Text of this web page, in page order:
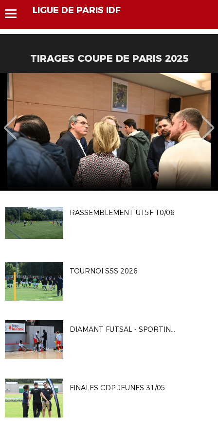
LIGUE DE PARIS IDF
TIRAGES COUPE DE PARIS 2025
RASSEMBLEMENT U15F 10/06
TOURNOI SSS 2026
DIAMANT FUTSAL - SPORTING CLUB PARIS 4-2
FINALES CDP JEUNES 31/05